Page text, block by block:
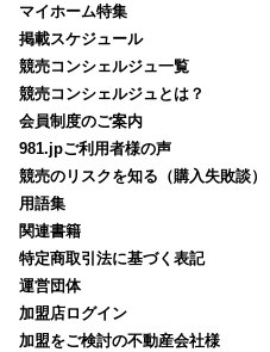
マイホーム特集
掲載スケジュール
競売コンシェルジュ一覧
競売コンシェルジュとは？
会員制度のご案内
981.jpご利用者様の声
競売のリスクを知る（購入失敗談）
用語集
関連書籍
特定商取引法に基づく表記
運営団体
加盟店ログイン
加盟をご検討の不動産会社様